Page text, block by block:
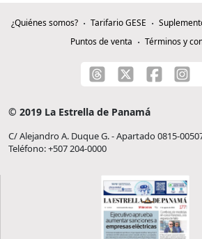
¿Quiénes somos? Tarifario GESE
Puntos de venta
Términos y
© 2019 La Estrella de Panamá
C/ Alejandro A. Duque G. - Apartado 0815-
Teléfono: +507 204-0000